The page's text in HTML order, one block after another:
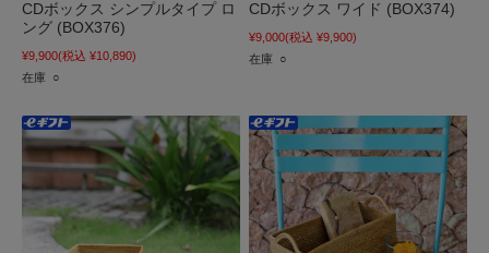
CDボックス シンプルタイプ ロ
ング (BOX376)
¥9,900(税込 ¥10,890)
在庫 ○
CDボックス ワイド (BOX374)
¥9,000(税込 ¥9,900)
在庫 ○